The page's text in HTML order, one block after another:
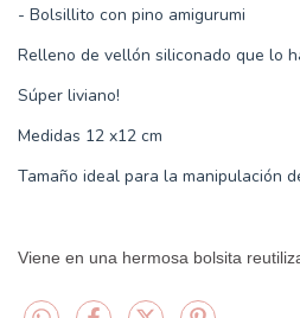
- Bolsillito con pino amigurumi
Relleno de vellón siliconado que lo
Súper liviano!
Medidas 12 x12 cm
Tamaño ideal para la manipulación
Viene en una hermosa bolsita